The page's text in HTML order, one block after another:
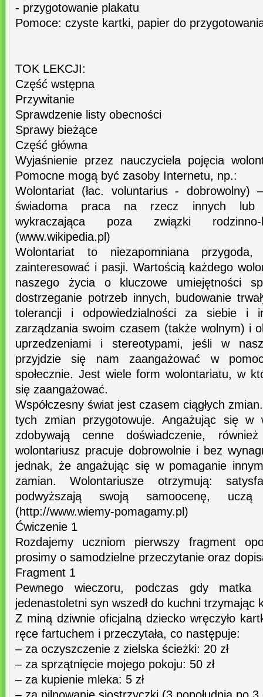
- przygotowanie plakatu
Pomoce: czyste kartki, papier do
TOK LEKCJI:
Część wstępna
Przywitanie
Sprawdzenie listy obecności
Sprawy bieżące
Część główna
Wyjaśnienie przez nauczyciela pojęcia
Pomocne mogą być zasoby Internetu, np.:
Wolontariat (łac. voluntarius - dobrowolny)
świadoma praca na rzecz innych lub
wykraczająca poza związki rodzinno-
(www.wikipedia.pl)
Wolontariat to niezapomniana przygoda,
zainteresować i pasji. Wartością każdego
naszego życia o kluczowe umiejętności
dostrzeganie potrzeb innych, budowanie
tolerancji i odpowiedzialności za siebie i
zarządzania swoim czasem (także wolnym) i
uprzedzeniami i stereotypami, jeśli w
przyjdzie się nam zaangażować w
społecznie. Jest wiele form wolontariatu, w
się zaangażować.
Współczesny świat jest czasem ciągłych
tych zmian przygotowuje. Angażując się w
zdobywają cenne doświadczenie,
wolontariusz pracuje dobrowolnie i bez
jednak, że angażując się w pomaganie
zamian. Wolontariusze otrzymują:
podwyższają swoją samoocenę,
(http://www.wiemy-pomagamy.pl)
Ćwiczenie 1
Rozdajemy uczniom pierwszy fragment
prosimy o samodzielne przeczytanie oraz
Fragment 1
Pewnego wieczoru, podczas gdy matka
jedenastoletni syn wszedł do kuchni trzymając
Z miną dziwnie oficjalną dziecko wręczyło
ręce fartuchem i przeczytała, co następuje:
– za oczyszczenie z zielska ścieżki: 20 zł
– za sprzątnięcie mojego pokoju: 50 zł
– za kupienie mleka: 5 zł